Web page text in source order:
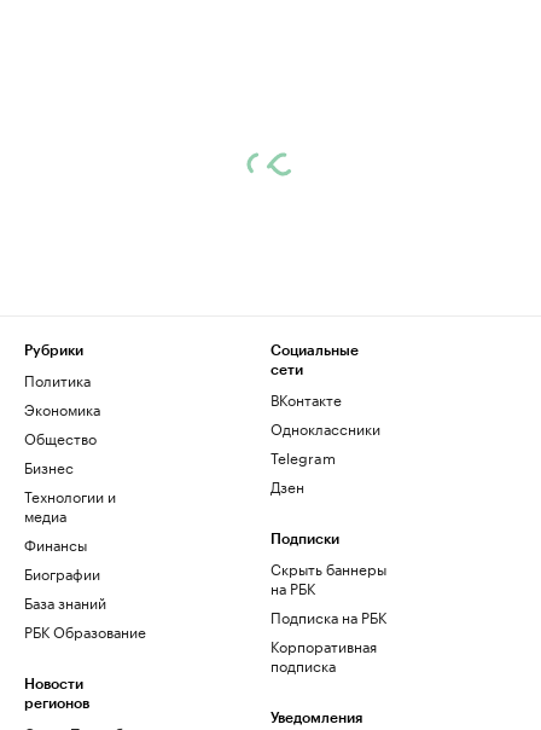
Рубрики
Политика
Экономика
Общество
Бизнес
Технологии и
медиа
Финансы
Биографии
База знаний
РБК Образование
Новости
регионов
Социальные
сети
ВКонтакте
Одноклассники
Telegram
Дзен
Подписки
Скрыть баннеры
на РБК
Подписка на РБК
Корпоративная
подписка
Уведомления